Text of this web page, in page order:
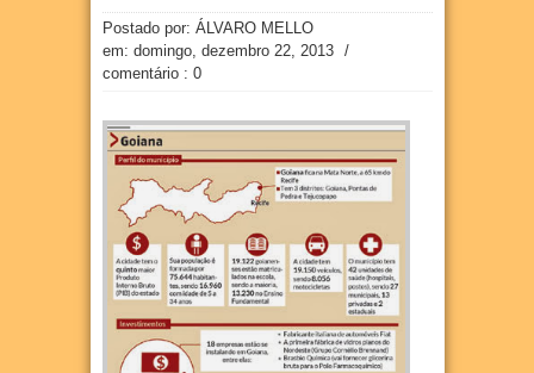
Postado por: ÁLVARO MELLO
em: domingo, dezembro 22, 2013
/
comentário : 0